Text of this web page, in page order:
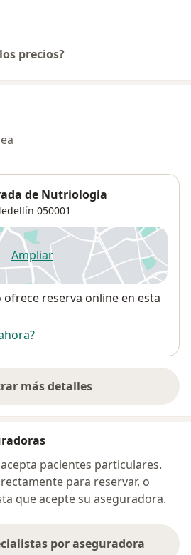
precios?
de Nutriologia
050001
Ampliarse abre en una nueva
ofrece reserva online en esta
más detalles
sobre la dirección
pacientes particulares.
para reservar, o
que acepte su aseguradora.
por aseguradora